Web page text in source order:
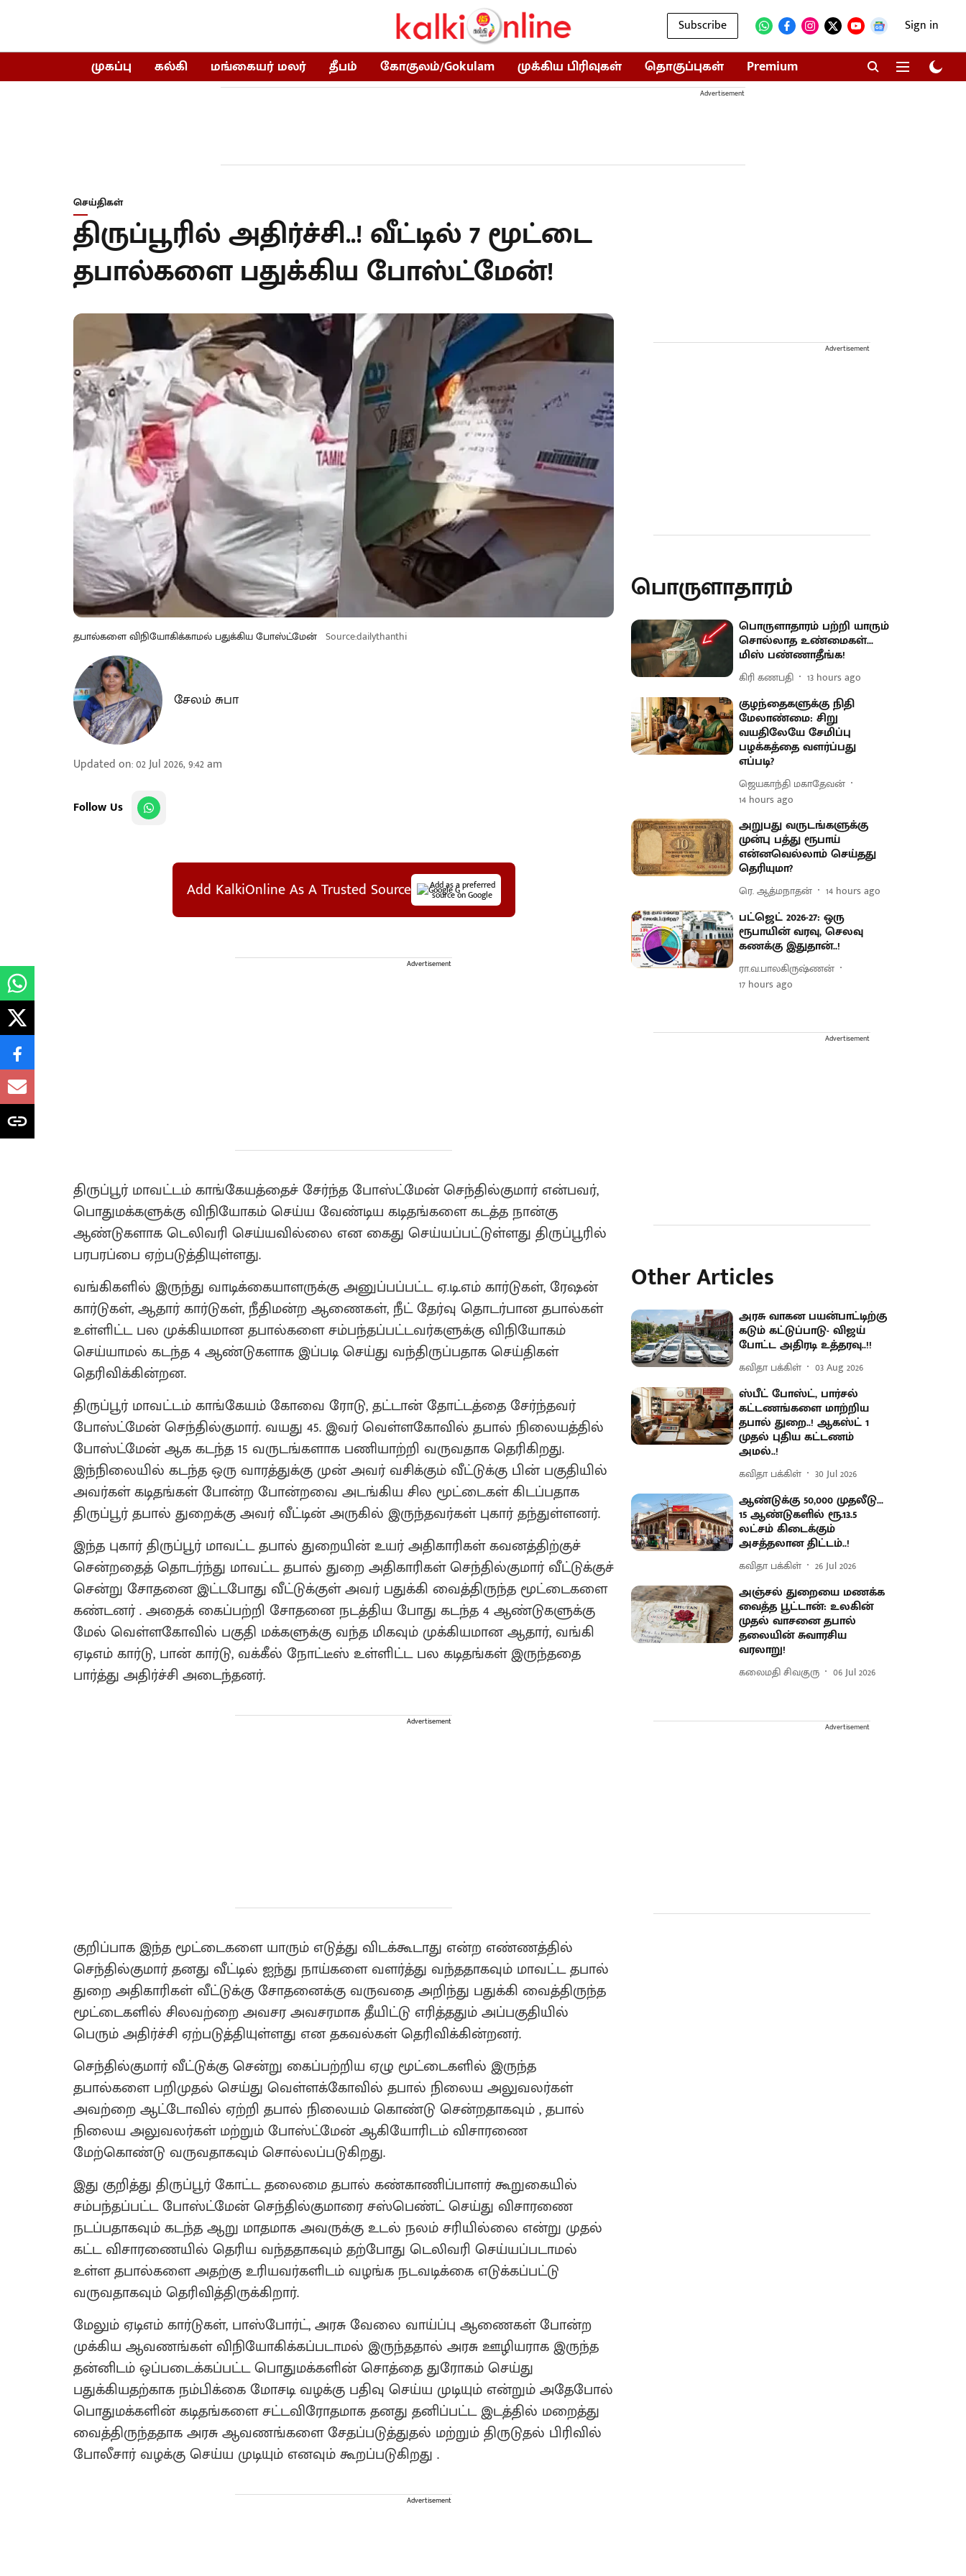
Subscribe Sign in
முகப்பு கல்கி மங்கையர் மலர் தீபம் கோகுலம்/Gokulam முக்கிய பிரிவுகள் தொகுப்புகள் Premium
Advertisement
செய்திகள்
திருப்பூரில் அதிர்ச்சி..! வீட்டில் 7 மூட்டை
தபால்களை பதுக்கிய போஸ்ட்மேன்!
தபால்களை விநியோகிக்காமல் பதுக்கிய போஸ்ட்மேன் Source:dailythanthi
சேலம் சுபா
Updated on:02 Jul 2026, 9:42 am
Follow Us
Add KalkiOnline As A Trusted Source Add as a preferred
source on Google
Advertisement
திருப்பூர் மாவட்டம் காங்கேயத்தைச் சேர்ந்த போஸ்ட்மேன் செந்தில்குமார் என்பவர்,
பொதுமக்களுக்கு விநியோகம் செய்ய வேண்டிய கடிதங்களை கடத்த நான்கு
ஆண்டுகளாக டெலிவரி செய்யவில்லை என கைது செய்யப்பட்டுள்ளது திருப்பூரில்
பரபரப்பை ஏற்படுத்தியுள்ளது.
வங்கிகளில் இருந்து வாடிக்கையாளருக்கு அனுப்பப்பட்ட ஏ.டி.எம் கார்டுகள், ரேஷன்
கார்டுகள், ஆதார் கார்டுகள், நீதிமன்ற ஆணைகள், நீட் தேர்வு தொடர்பான தபால்கள்
உள்ளிட்ட பல முக்கியமான தபால்களை சம்பந்தப்பட்டவர்களுக்கு விநியோகம்
செய்யாமல் கடந்த 4 ஆண்டுகளாக இப்படி செய்து வந்திருப்பதாக செய்திகள்
தெரிவிக்கின்றன.
திருப்பூர் மாவட்டம் காங்கேயம் கோவை ரோடு, தட்டான் தோட்டத்தை சேர்ந்தவர்
போஸ்ட்மேன் செந்தில்குமார். வயது 45. இவர் வெள்ளகோவில் தபால் நிலையத்தில்
போஸ்ட்மேன் ஆக கடந்த 15 வருடங்களாக பணியாற்றி வருவதாக தெரிகிறது.
இந்நிலையில் கடந்த ஒரு வாரத்துக்கு முன் அவர் வசிக்கும் வீட்டுக்கு பின் பகுதியில்
அவர்கள் கடிதங்கள் போன்ற போன்றவை அடங்கிய சில மூட்டைகள் கிடப்பதாக
திருப்பூர் தபால் துறைக்கு அவர் வீட்டின் அருகில் இருந்தவர்கள் புகார் தந்துள்ளனர்.
இந்த புகார் திருப்பூர் மாவட்ட தபால் துறையின் உயர் அதிகாரிகள் கவனத்திற்குச்
சென்றதைத் தொடர்ந்து மாவட்ட தபால் துறை அதிகாரிகள் செந்தில்குமார் வீட்டுக்குச்
சென்று சோதனை இட்டபோது வீட்டுக்குள் அவர் பதுக்கி வைத்திருந்த மூட்டைகளை
கண்டனர் . அதைக் கைப்பற்றி சோதனை நடத்திய போது கடந்த 4 ஆண்டுகளுக்கு
மேல் வெள்ளகோவில் பகுதி மக்களுக்கு வந்த மிகவும் முக்கியமான ஆதார், வங்கி
ஏடிஎம் கார்டு, பான் கார்டு, வக்கீல் நோட்டீஸ் உள்ளிட்ட பல கடிதங்கள் இருந்ததை
பார்த்து அதிர்ச்சி அடைந்தனர்.
Advertisement
குறிப்பாக இந்த மூட்டைகளை யாரும் எடுத்து விடக்கூடாது என்ற எண்ணத்தில்
செந்தில்குமார் தனது வீட்டில் ஐந்து நாய்களை வளர்த்து வந்ததாகவும் மாவட்ட தபால்
துறை அதிகாரிகள் வீட்டுக்கு சோதனைக்கு வருவதை அறிந்து பதுக்கி வைத்திருந்த
மூட்டைகளில் சிலவற்றை அவசர அவசரமாக தீயிட்டு எரித்ததும் அப்பகுதியில்
பெரும் அதிர்ச்சி ஏற்படுத்தியுள்ளது என தகவல்கள் தெரிவிக்கின்றனர்.
செந்தில்குமார் வீட்டுக்கு சென்று கைப்பற்றிய ஏழு மூட்டைகளில் இருந்த
தபால்களை பறிமுதல் செய்து வெள்ளக்கோவில் தபால் நிலைய அலுவலர்கள்
அவற்றை ஆட்டோவில் ஏற்றி தபால் நிலையம் கொண்டு சென்றதாகவும் , தபால்
நிலைய அலுவலர்கள் மற்றும் போஸ்ட்மேன் ஆகியோரிடம் விசாரணை
மேற்கொண்டு வருவதாகவும் சொல்லப்படுகிறது.
இது குறித்து திருப்பூர் கோட்ட தலைமை தபால் கண்காணிப்பாளர் கூறுகையில்
சம்பந்தப்பட்ட போஸ்ட்மேன் செந்தில்குமாரை சஸ்பெண்ட் செய்து விசாரணை
நடப்பதாகவும் கடந்த ஆறு மாதமாக அவருக்கு உடல் நலம் சரியில்லை என்று முதல்
கட்ட விசாரணையில் தெரிய வந்ததாகவும் தற்போது டெலிவரி செய்யப்படாமல்
உள்ள தபால்களை அதற்கு உரியவர்களிடம் வழங்க நடவடிக்கை எடுக்கப்பட்டு
வருவதாகவும் தெரிவித்திருக்கிறார்.
மேலும் ஏடிஎம் கார்டுகள், பாஸ்போர்ட், அரசு வேலை வாய்ப்பு ஆணைகள் போன்ற
முக்கிய ஆவணங்கள் விநியோகிக்கப்படாமல் இருந்ததால் அரசு ஊழியராக இருந்த
தன்னிடம் ஒப்படைக்கப்பட்ட பொதுமக்களின் சொத்தை துரோகம் செய்து
பதுக்கியதற்காக நம்பிக்கை மோசடி வழக்கு பதிவு செய்ய முடியும் என்றும் அதேபோல்
பொதுமக்களின் கடிதங்களை சட்டவிரோதமாக தனது தனிப்பட்ட இடத்தில் மறைத்து
வைத்திருந்ததாக அரசு ஆவணங்களை சேதப்படுத்துதல் மற்றும் திருடுதல் பிரிவில்
போலீசார் வழக்கு செய்ய முடியும் எனவும் கூறப்படுகிறது .
Advertisement
Advertisement
பொருளாதாரம்
பொருளாதாரம் பற்றி யாரும்
சொல்லாத உண்மைகள்...
மிஸ் பண்ணாதீங்க!
கிரி கணபதி 13 hours ago
குழந்தைகளுக்கு நிதி
மேலாண்மை: சிறு
வயதிலேயே சேமிப்பு
பழக்கத்தை வளர்ப்பது
எப்படி?
ஜெயகாந்தி மகாதேவன்
14 hours ago
அறுபது வருடங்களுக்கு
முன்பு பத்து ரூபாய்
என்னவெல்லாம் செய்தது
தெரியுமா?
ரெ. ஆத்மநாதன் 14 hours ago
பட்ஜெட் 2026-27: ஒரு
ரூபாயின் வரவு, செலவு
கணக்கு இதுதான்..!
ரா.வ.பாலகிருஷ்ணன்
17 hours ago
Advertisement
Other Articles
அரசு வாகன பயன்பாட்டிற்கு
கடும் கட்டுப்பாடு- விஜய்
போட்ட அதிரடி உத்தரவு..!!
கவிதா பக்கிள் 03 Aug 2026
ஸ்பீட் போஸ்ட், பார்சல்
கட்டணங்களை மாற்றிய
தபால் துறை..! ஆகஸ்ட் 1
முதல் புதிய கட்டணம்
அமல்..!
கவிதா பக்கிள் 30 Jul 2026
ஆண்டுக்கு 50,000 முதலீடு...
15 ஆண்டுகளில் ரூ.13.5
லட்சம் கிடைக்கும்
அசத்தலான திட்டம்..!
கவிதா பக்கிள் 26 Jul 2026
அஞ்சல் துறையை மணக்க
வைத்த பூட்டான்: உலகின்
முதல் வாசனை தபால்
தலையின் சுவாரசிய
வரலாறு!
கலைமதி சிவகுரு 06 Jul 2026
Advertisement